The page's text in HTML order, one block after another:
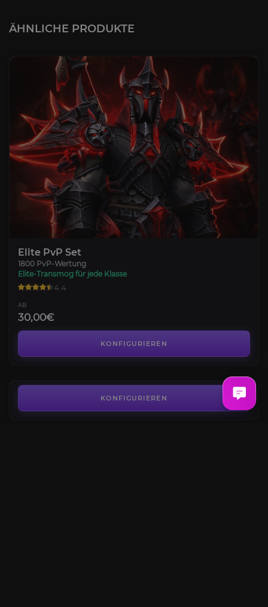
ÄHNLICHE PRODUKTE
Elite PvP Set
1800 PvP-Wertung
Elite-Transmog für jede Klasse
4.4
AB
30,00€
KONFIGURIEREN
KONFIGURIEREN
Ehrestufe